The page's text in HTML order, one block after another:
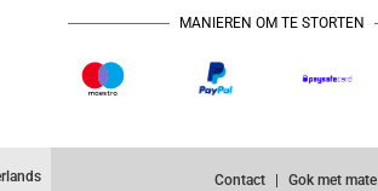
MANIEREN OM TE STORTEN
Contact Gok met mate